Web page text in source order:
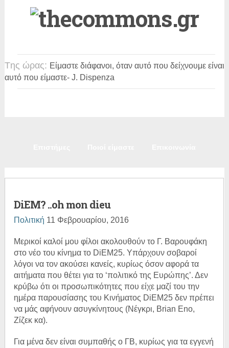
Tης ώρας: Είμαστε διάφανοι, όταν αυτό που δείχνουμε είναι
αυτό που είμαστε- J. Dispenza
DiEM? ..oh mon dieu
Πολιτική 11 Φεβρουαρίου, 2016
Μερικοί καλοί μου φίλοι ακολουθούν το Γ. Βαρουφάκη
στο νέο του κίνημα το DiEM25. Υπάρχουν σοβαροί
λόγοι να τον ακούσει κανείς, κυρίως όσον αφορά τα
αιτήματα που θέτει για το ‘πολιτικό της Ευρώπης’. Δεν
κρύβω ότι οι προσωπικότητες που είχε μαζί του την
ημέρα παρουσίασης του Κινήματος DiEM25 δεν πρέπει
να μάς αφήνουν ασυγκίνητους (Νέγκρι, Brian Eno,
Ζίζεκ κα).
Για μένα δεν είναι συμπαθής ο ΓΒ, κυρίως για τα εγγενή